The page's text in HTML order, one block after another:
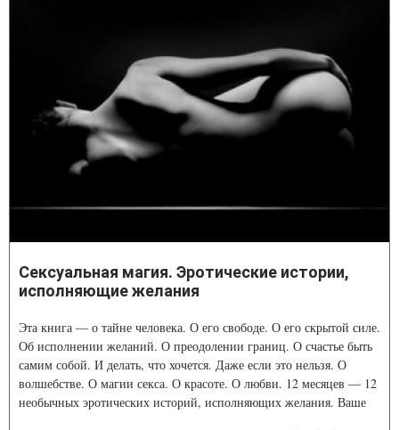
Сексуальная магия. Эротические истории,
исполняющие желания
Эта книга — о тайне человека. О его свободе. О его скрытой силе.
Об исполнении желаний. О преодолении границ. О счастье быть
самим собой. И делать, что хочется. Даже если это нельзя. О
волшебстве. О магии секса. О красоте. О любви. 12 месяцев — 12
необычных эротических историй, исполняющих желания. Ваше